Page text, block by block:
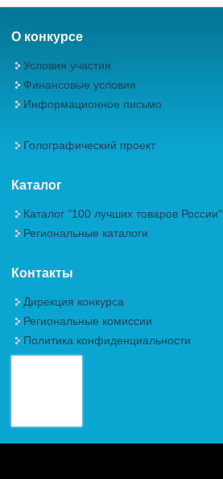
О конкурсе
Условия участия
Финансовые условия
Информационное письмо
Голографический проект
Каталог
Каталог "100 лучших товаров России"
Региональные каталоги
Контакты
Дирекция конкурса
Региональные комиссии
Политика конфиденциальности